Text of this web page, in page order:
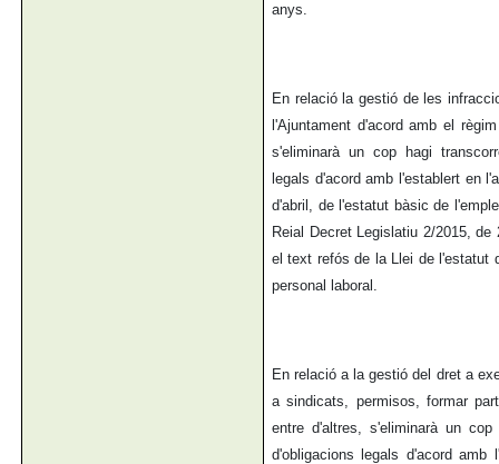
anys.
En relació la gestió de les
l'Ajuntament d'acord amb el
s'eliminarà un cop hagi
legals d'acord amb l'establert en
d'abril, de l'estatut bàsic de
Reial Decret Legislatiu 2/2015,
el text refós de la Llei de l'estatut
personal laboral.
En relació a la gestió del dret a
a sindicats, permisos, formar
entre d'altres, s'eliminarà un
d'obligacions legals d'acord